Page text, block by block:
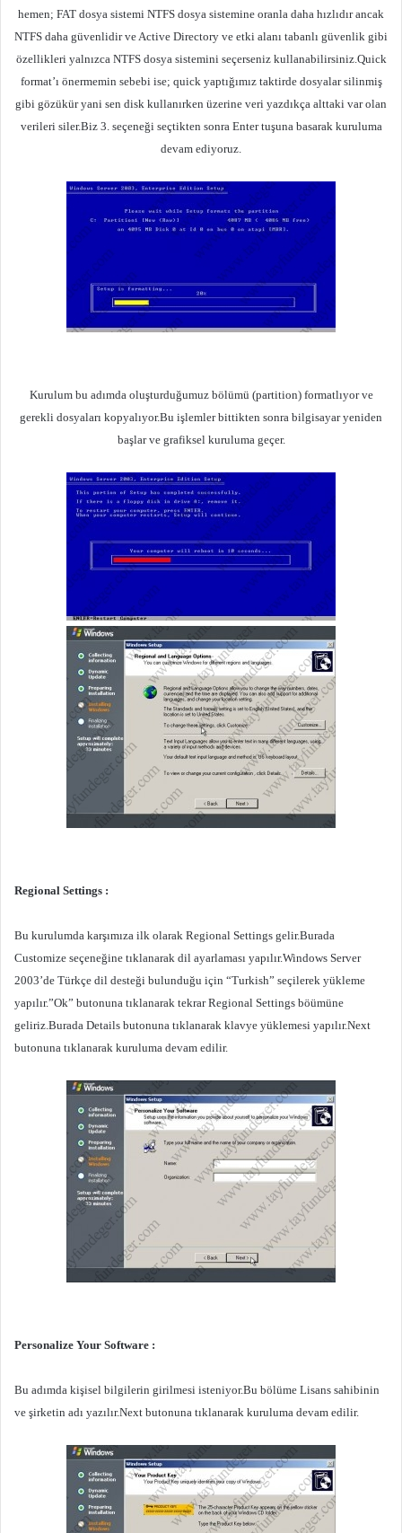
hemen; FAT dosya sistemi NTFS dosya sistemine oranla daha hızlıdır ancak
NTFS daha güvenlidir ve Active Directory ve etki alanı tabanlı güvenlik gibi
özellikleri yalnızca NTFS dosya sistemini seçerseniz kullanabilirsiniz.Quick
format’ı önermemin sebebi ise; quick yaptığımız taktirde dosyalar silinmiş
gibi gözükür yani sen disk kullanırken üzerine veri yazdıkça alttaki var olan
verileri siler.Biz 3. seçeneği seçtikten sonra Enter tuşuna basarak kuruluma
devam ediyoruz.
Kurulum bu adımda oluşturduğumuz bölümü (partition) formatlıyor ve
gerekli dosyaları kopyalıyor.Bu işlemler bittikten sonra bilgisayar yeniden
başlar ve grafiksel kuruluma geçer.
Regional Settings :
Bu kurulumda karşımıza ilk olarak Regional Settings gelir.Burada
Customize seçeneğine tıklanarak dil ayarlaması yapılır.Windows Server
2003’de Türkçe dil desteği bulunduğu için “Turkish” seçilerek yükleme
yapılır.”Ok” butonuna tıklanarak tekrar Regional Settings böümüne
geliriz.Burada Details butonuna tıklanarak klavye yüklemesi yapılır.Next
butonuna tıklanarak kuruluma devam edilir.
Personalize Your Software :
Bu adımda kişisel bilgilerin girilmesi isteniyor.Bu bölüme Lisans sahibinin
ve şirketin adı yazılır.Next butonuna tıklanarak kuruluma devam edilir.